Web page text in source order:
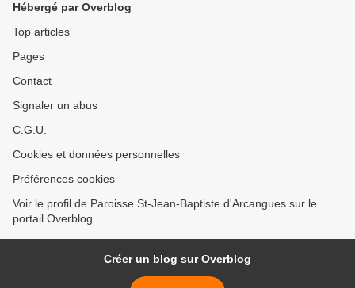
Hébergé par Overblog
Top articles
Pages
Contact
Signaler un abus
C.G.U.
Cookies et données personnelles
Préférences cookies
Voir le profil de Paroisse St-Jean-Baptiste d'Arcangues sur le
portail Overblog
Créer un blog sur Overblog